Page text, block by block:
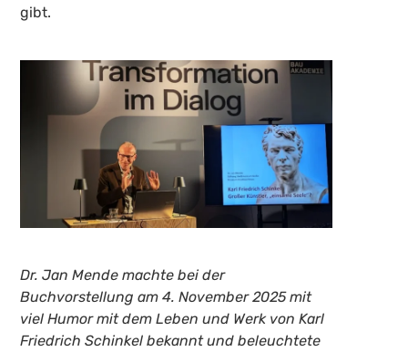
gibt.
Dr. Jan Mende machte bei der
Buchvorstellung am 4. November 2025 mit
viel Humor mit dem Leben und Werk von Karl
Friedrich Schinkel bekannt und beleuchtete